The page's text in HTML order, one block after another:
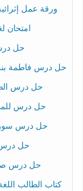
ورقة عمل
امتحان
حل
حل درس فاطمة
حل درس
حل درس
حل درس سورة الواقعة 57-74
حل درس
حل درس صدق
كتاب الطالب اللغة